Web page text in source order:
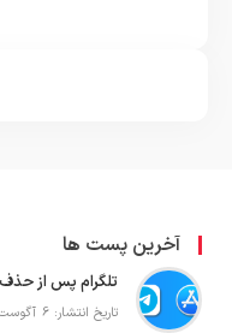
آخرین پست ها
تلگرام پس از
تاریخ انتشار: 6 آگوست 2026